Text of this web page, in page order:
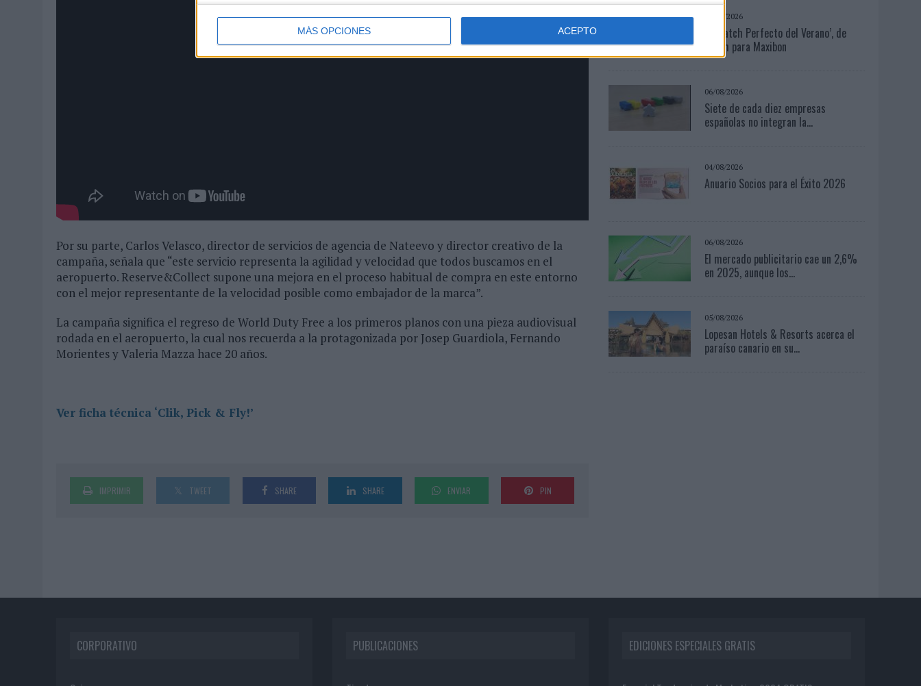
MÁS OPCIONES ACEPTO
Por su parte, Carlos Velasco, director de servicios de agencia de Nateevo y director creativo de la
campaña, señala que “este servicio representa la agilidad y velocidad que todos buscamos en el
aeropuerto. Reserve&Collect supone una mejora en el proceso habitual de compra en este entorno
con el mejor representante de la velocidad posible como embajador de la marca”.
La campaña significa el regreso de World Duty Free a los primeros planos con una pieza audiovisual
rodada en el aeropuerto, la cual nos recuerda a la protagonizada por Josep Guardiola, Fernando
Morientes y Valeria Mazza hace 20 años.
Ver ficha técnica ‘Clik, Pick & Fly!’
IMPRIMIR TWEET SHARE SHARE ENVIAR PIN
04/08/2026
‘El Match Perfecto del Verano’, de
Crush para Maxibon
06/08/2026
Siete de cada diez empresas
españolas no integran la...
04/08/2026
Anuario Socios para el Éxito 2026
06/08/2026
El mercado publicitario cae un 2,6%
en 2025, aunque los...
05/08/2026
Lopesan Hotels & Resorts acerca el
paraíso canario en su...
CORPORATIVO PUBLICACIONES EDICIONES ESPECIALES GRATIS